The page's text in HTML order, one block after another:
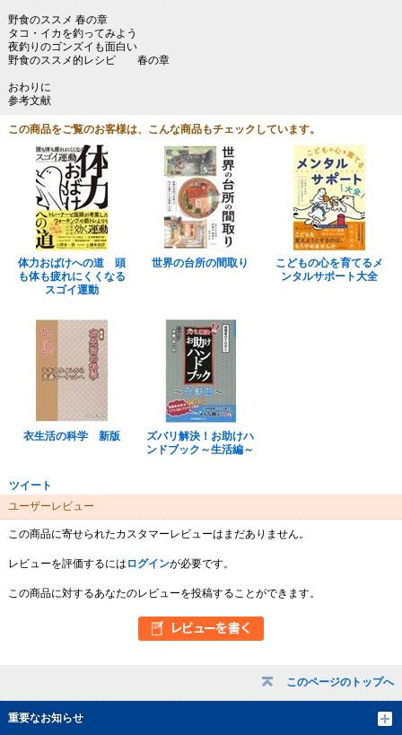
このページのトップへ
重要なお知らせ
野食のススメ 春の章
タコ・イカを釣ってみよう
夜釣りのゴンズイも面白い
野食のススメ的レシピ 春の章
おわりに
参考文献
この商品をご覧のお客様は、こんな商品もチェックしています。
体力おばけへの道 頭
も体も疲れにくくなる
スゴイ運動
世界の台所の間取り
こどもの心を育てるメ
ンタルサポート大全
衣生活の科学 新版
ズバリ解決！お助けハ
ンドブック～生活編～
ツイート
ユーザーレビュー
この商品に寄せられたカスタマーレビューはまだありません。
レビューを評価するには ログインが必要です。
この商品に対するあなたのレビューを投稿することができます。